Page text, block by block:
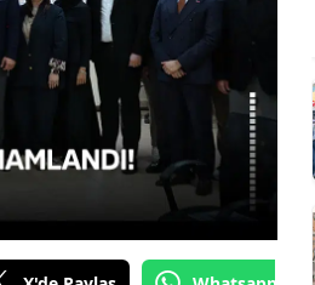
Bursa
Çanakkale
Çorum
Denizli
Diyarbakır